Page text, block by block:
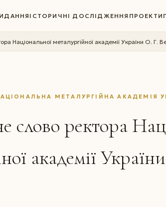
ІСТОРИЧНІ ДОСЛІДЖЕННЯ ПРОЕКТИ
Національної металургійної академії України О. Г.
МЕТАЛУРГІЙНА АКАДЕМІЯ
слово ректора
академії